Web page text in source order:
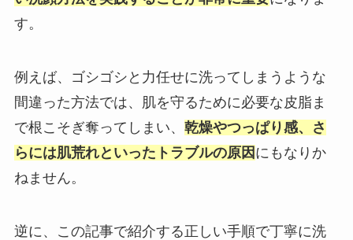
す。
例えば、ゴシゴシと力任せに洗ってしまうような
間違った方法では、肌を守るために必要な皮脂ま
で根こそぎ奪ってしまい、 乾燥やつっぱり感、さ
らには肌荒れといったトラブルの原因 にもなりか
ねません。
逆に、この記事で紹介する正しい手順で丁寧に洗